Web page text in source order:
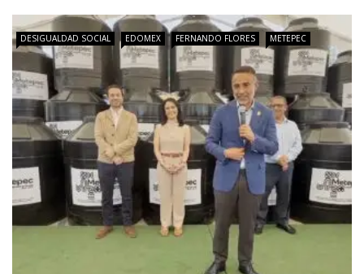
DESIGUALDAD SOCIAL EDOMEX FERNANDO FLORES METEPEC